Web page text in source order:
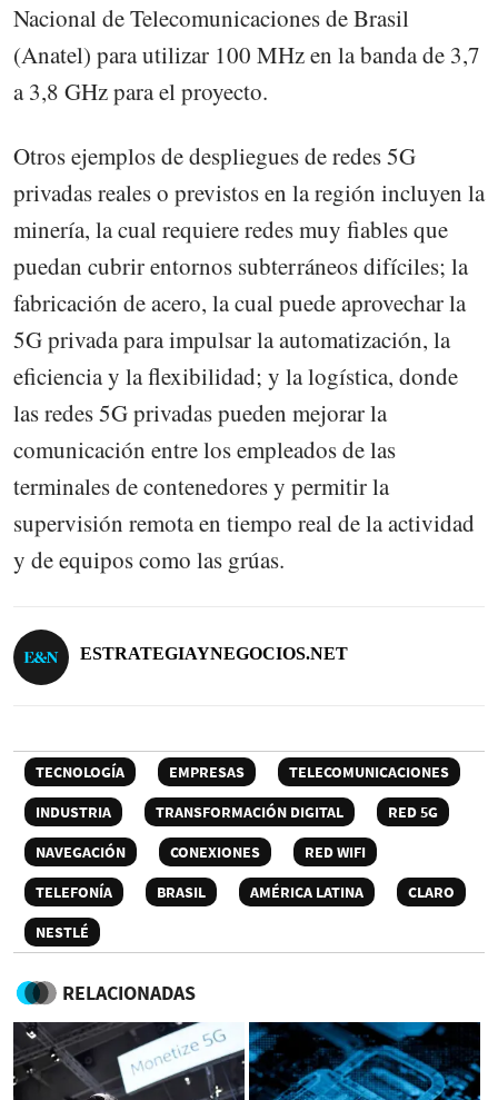
Nacional de Telecomunicaciones de Brasil
(Anatel) para utilizar 100 MHz en la banda de 3,7
a 3,8 GHz para el proyecto.
Otros ejemplos de despliegues de redes 5G
privadas reales o previstos en la región incluyen la
minería, la cual requiere redes muy fiables que
puedan cubrir entornos subterráneos difíciles; la
fabricación de acero, la cual puede aprovechar la
5G privada para impulsar la automatización, la
eficiencia y la flexibilidad; y la logística, donde
las redes 5G privadas pueden mejorar la
comunicación entre los empleados de las
terminales de contenedores y permitir la
supervisión remota en tiempo real de la actividad
y de equipos como las grúas.
ESTRATEGIAYNEGOCIOS.NET
TECNOLOGÍA EMPRESAS
TELECOMUNICACIONES
INDUSTRIA
TRANSFORMACIÓN DIGITAL
RED 5G
NAVEGACIÓN
CONEXIONES
RED WIFI
TELEFONÍA
BRASIL AMÉRICA LATINA
CLARO
NESTLÉ
RELACIONADAS